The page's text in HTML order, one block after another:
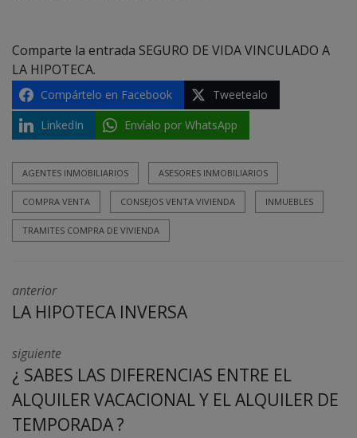
Comparte la entrada SEGURO DE VIDA VINCULADO A
LA HIPOTECA.
Compártelo en Facebook
Tweetealo
LinkedIn
Envíalo por WhatsApp
AGENTES INMOBILIARIOS ASESORES INMOBILIARIOS
COMPRA VENTA CONSEJOS VENTA VIVIENDA INMUEBLES
TRAMITES COMPRA DE VIVIENDA
anterior
LA HIPOTECA INVERSA
siguiente
¿ SABES LAS DIFERENCIAS ENTRE EL
ALQUILER VACACIONAL Y EL ALQUILER DE
TEMPORADA ?